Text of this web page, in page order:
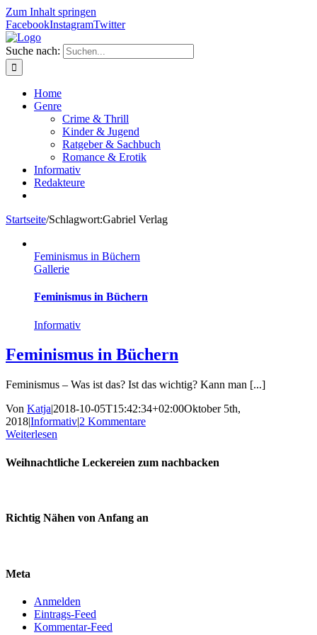
Zum Inhalt springen
FacebookInstagramTwitter
Suche nach:
Home
Genre
Crime & Thrill
Kinder & Jugend
Ratgeber & Sachbuch
Romance & Erotik
Informativ
Redakteure
Startseite/Schlagwort:Gabriel Verlag
Feminismus in Büchern
Gallerie
Feminismus in Büchern
Informativ
Feminismus in Büchern
Feminismus – Was ist das? Ist das wichtig? Kann man [...]
Von Katja|2018-10-05T15:42:34+02:00Oktober 5th,
2018|Informativ|2 Kommentare
Weiterlesen
Weihnachtliche Leckereien zum nachbacken
Richtig Nähen von Anfang an
Meta
Anmelden
Eintrags-Feed
Kommentar-Feed